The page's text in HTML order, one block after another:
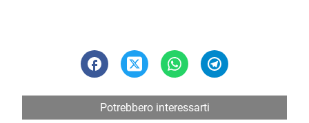
Potrebbero interessarti